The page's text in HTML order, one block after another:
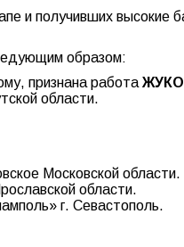
и получивших высокие
образом:
признана работа
области.
Московской области.
области.
г. Севастополь.